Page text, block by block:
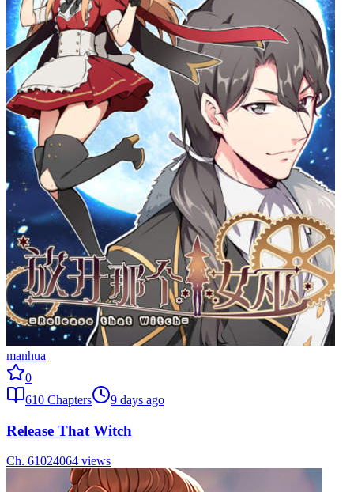
manhua
0
610 Chapters 9 days ago
Release That Witch
Ch. 61024064 views